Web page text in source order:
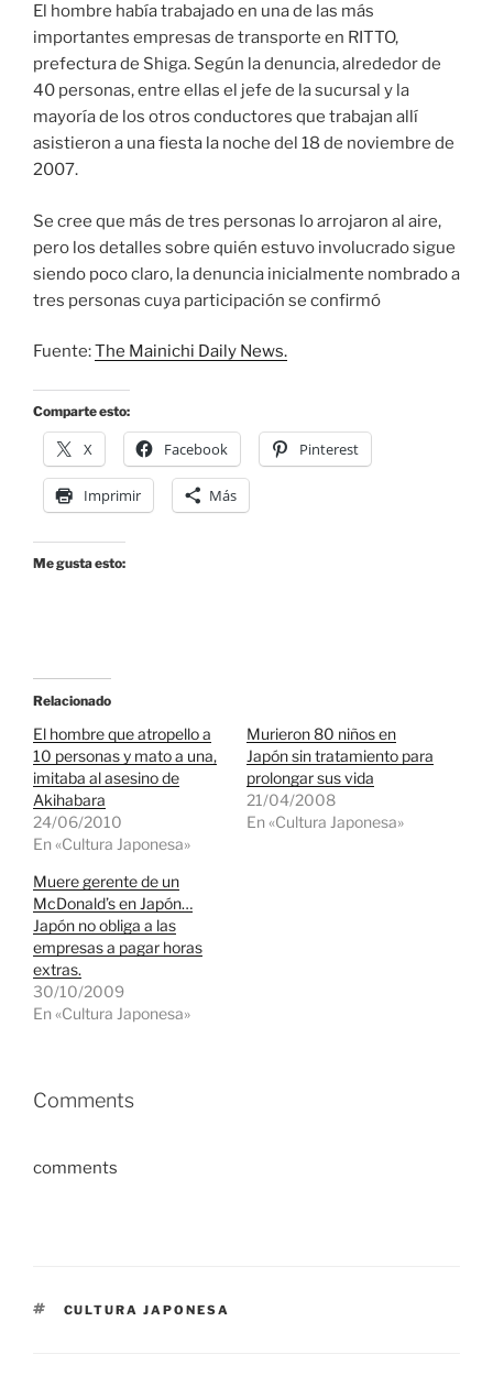
El hombre había trabajado en una de las más
importantes empresas de transporte en RITTO,
prefectura de Shiga. Según la denuncia, alrededor de
40 personas, entre ellas el jefe de la sucursal y la
mayoría de los otros conductores que trabajan allí
asistieron a una fiesta la noche del 18 de noviembre de
2007.
Se cree que más de tres personas lo arrojaron al aire,
pero los detalles sobre quién estuvo involucrado sigue
siendo poco claro, la denuncia inicialmente nombrado a
tres personas cuya participación se confirmó
Fuente:The Mainichi Daily News.
Comparte esto:
X Facebook Pinterest
Imprimir Más
Me gusta esto:
Relacionado
El hombre que atropello a
10 personas y mato a una,
imitaba al asesino de
Akihabara
24/06/2010
En «Cultura Japonesa»
Murieron 80 niños en
Japón sin tratamiento para
prolongar sus vida
21/04/2008
En «Cultura Japonesa»
Muere gerente de un
McDonald’s en Japón…
Japón no obliga a las
empresas a pagar horas
extras.
30/10/2009
En «Cultura Japonesa»
Comments
comments
ETIQUETAS
CULTURA JAPONESA